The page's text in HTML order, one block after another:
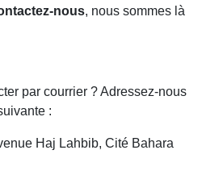
nous, nous sommes là
par courrier ? Adressez-nous
:
Haj Lahbib, Cité Bahara